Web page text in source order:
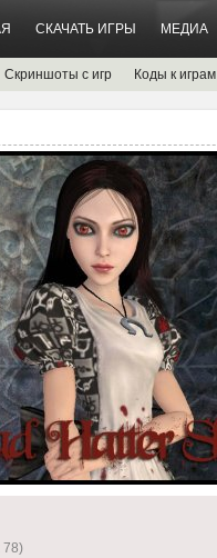
СКАЧАТЬ ИГРЫ МЕДИА
Скриншоты с игр Коды к играм
78)